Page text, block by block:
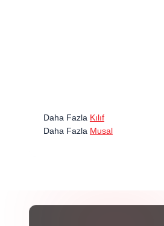
Daha Fazla Kılıf
Daha Fazla Musal